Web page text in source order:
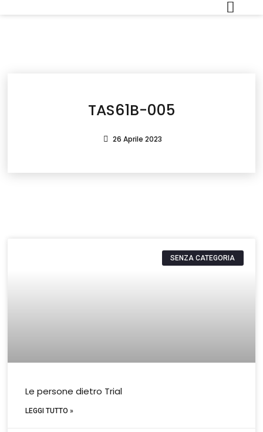
TAS61B-005
26 Aprile 2023
SENZA CATEGORIA
Le persone dietro Trial
LEGGI TUTTO »